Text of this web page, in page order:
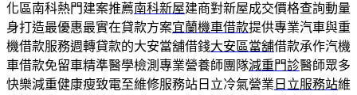
化區南科熱門建案推薦南科新屋建商對新屋成交價格查詢動量
身打造最優惠最實在貸款方案宜蘭機車借款提供專業汽車與重
機借款服務週轉貸款的大安當舖借錢大安區當舖借款承作汽機
車借款免留車精準醫學檢測專業營養師團隊減重門診醫師眾多
快樂減重健康瘦致電至維修服務站日立冷氣營業 日立服務站維